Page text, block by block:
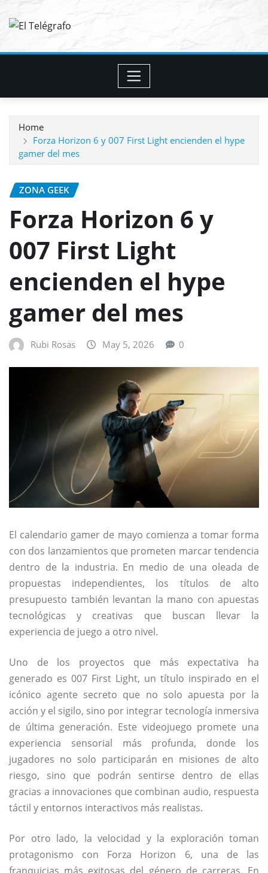
Home
Forza Horizon 6 y 007 First Light encienden el hype
gamer del mes
ZONA GEEK
Forza Horizon 6 y
007 First Light
encienden el hype
gamer del mes
Rubi Rosas May 5, 2026 0
El calendario gamer de mayo comienza a tomar forma
con dos lanzamientos que prometen marcar tendencia
dentro de la industria. En medio de una oleada de
propuestas independientes, los títulos de alto
presupuesto también levantan la mano con apuestas
tecnológicas y creativas que buscan llevar la
experiencia de juego a otro nivel.
Uno de los proyectos que más expectativa ha
generado es 007 First Light, un título inspirado en el
icónico agente secreto que no solo apuesta por la
acción y el sigilo, sino por integrar tecnología inmersiva
de última generación. Este videojuego promete una
experiencia sensorial más profunda, donde los
jugadores no solo participarán en misiones de alto
riesgo, sino que podrán sentirse dentro de ellas
gracias a innovaciones que combinan audio, respuesta
táctil y entornos interactivos más realistas.
Por otro lado, la velocidad y la exploración toman
protagonismo con Forza Horizon 6, una de las